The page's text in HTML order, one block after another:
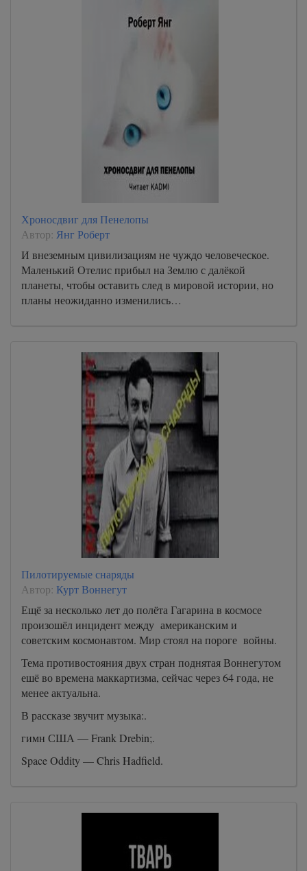
Хроносдвиг для Пенелопы
Автор: Янг Роберт
И внеземным цивилизациям не чуждо человеческое.
Маленький Отелис прибыл на Землю с далёкой
планеты, чтобы оставить след в мировой истории, но
планы неожиданно изменились…
Пилотируемые снаряды
Автор: Курт Воннегут
Ещё за несколько лет до полёта Гагарина в космосе
произошёл инцидент между американским и
советским космонавтом. Мир стоял на пороге войны.
Тема противостояния двух стран поднятая Воннегутом
ешё во времена маккартизма, сейчас через 64 года, не
менее актуальна.
В рассказе звучит музыка:.
гимн США — Frank Drebin;.
Space Oddity — Chris Hadfield.